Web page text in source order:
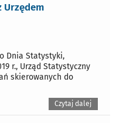
Urzędem
Dnia Statystyki,
r., Urząd Statystyczny
skierowanych do
Czytaj dalej